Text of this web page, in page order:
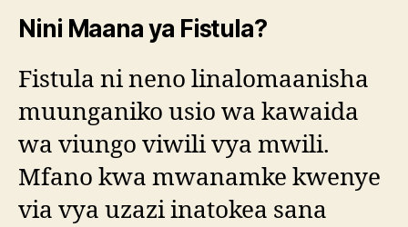
Nini Maana ya Fistula?
Fistula ni neno linalomaanisha
muunganiko usio wa kawaida
wa viungo viwili vya mwili.
Mfano kwa mwanamke kwenye
via vya uzazi inatokea sana